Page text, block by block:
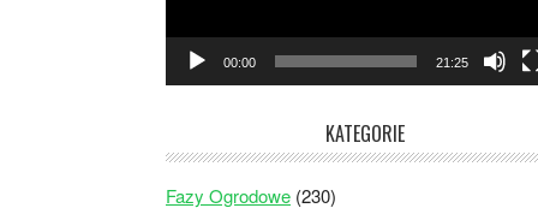
00:00 21:25
KATEGORIE
Fazy Ogrodowe (230)